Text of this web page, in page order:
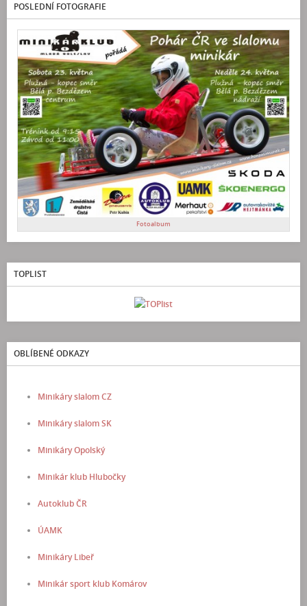
POSLEDNÍ FOTOGRAFIE
Fotoalbum
TOPLIST
OBLÍBENÉ ODKAZY
Minikáry slalom CZ
Minikáry slalom SK
Minikáry Opolský
Minikár klub Hlubočky
Autoklub ČR
ÚAMK
Minikáry Libeř
Minikár sport klub Komárov